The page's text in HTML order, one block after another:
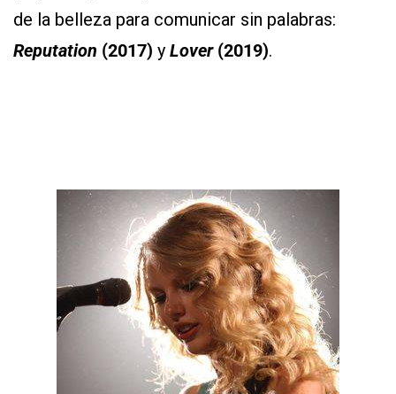
de la belleza para comunicar sin palabras:
Reputation (2017) y Lover(2019).